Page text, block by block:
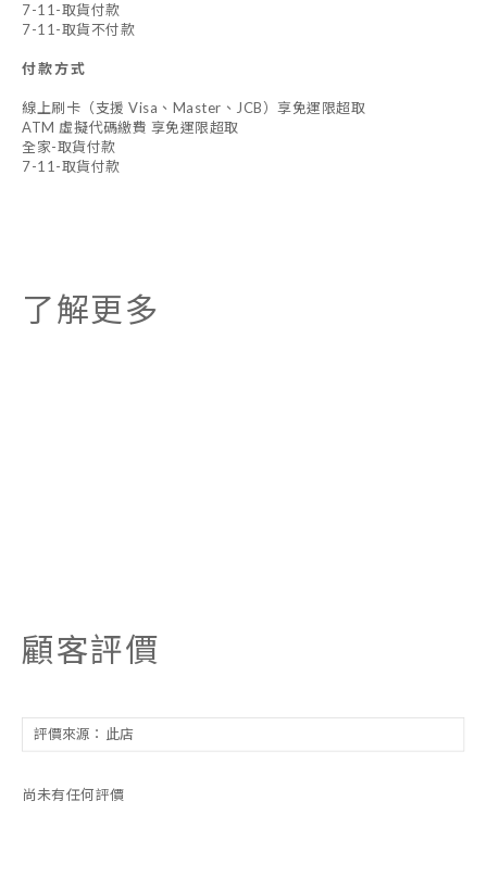
7-11-取貨付款
7-11-取貨不付款
付款方式
線上刷卡（支援 Visa、Master、JCB）享免運限超取
ATM 虛擬代碼繳費 享免運限超取
全家-取貨付款
7-11-取貨付款
了解更多
顧客評價
尚未有任何評價